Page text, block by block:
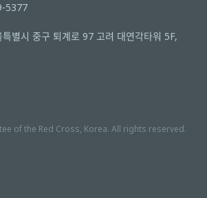
5377
별시 중구 퇴계로 97 고려 대연각타워 5F,
of the Red Cross, Korea. All rights reserved.